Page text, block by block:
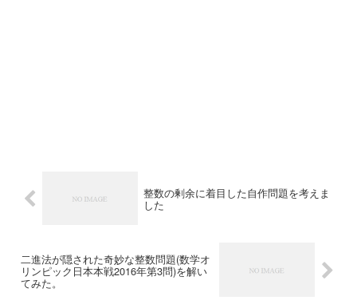
整数の剰余に着目した自作問題を考えま
した
二進法が隠された奇妙な整数問題(数学オ
リンピック日本本戦2016年第3問)を解い
てみた。